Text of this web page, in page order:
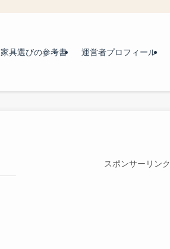
家具選びの参考書 運営者プロフィール
スポンサーリンク